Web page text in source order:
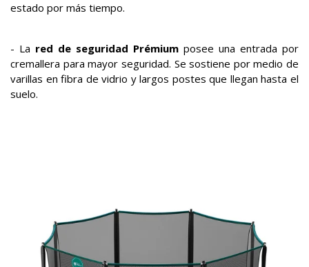
estado por más tiempo.
- La red de seguridad Prémium posee una entrada por
cremallera para mayor seguridad. Se sostiene por medio de
varillas en fibra de vidrio y largos postes que llegan hasta el
suelo.